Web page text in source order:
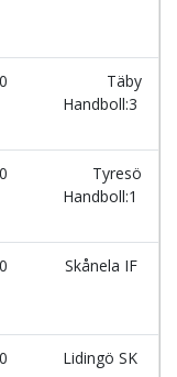
Täby
Handboll:3
Tyresö
Handboll:1
Skånela IF
Lidingö SK